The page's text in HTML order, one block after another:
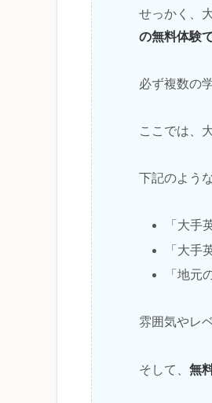
せっかく、
の無料体験
必ず複数の
ここでは、
下記のよう
「大手
「大手
「地元
雰囲気やレ
そして、 無